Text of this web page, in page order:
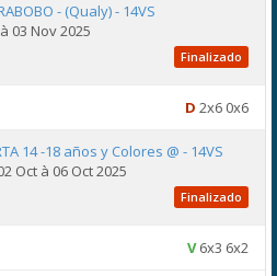
- (Qualy) - 14VS
03 Nov 2025
Finalizado
D 2x6 0x6
14 -18 años y Colores @ - 14VS
Oct à 06 Oct 2025
Finalizado
V6x3 6x2